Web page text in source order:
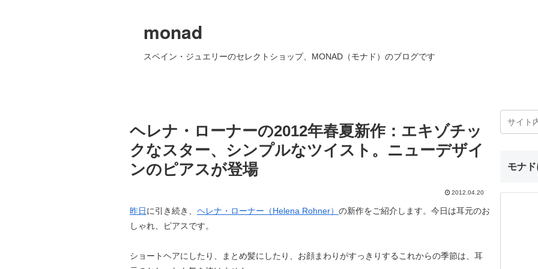
monad
スペイン・ジュエリーのセレクトショップ、MONAD（モナド）のブログです
ヘレナ・ローナーの2012年春夏新作：エキゾチッ
クなスター、シンプルなツイスト。ニューデザイ
ンのピアスが登場
2012.04.20
昨日に引き続き、 ヘレナ・ローナー（Helena Rohner） の新作をご紹介します。今日は耳元のお
しゃれ、ピアスです。
ショートヘアにしたり、まとめ髪にしたり、お顔まわりがすっきりするこれからの季節は、耳
モナ